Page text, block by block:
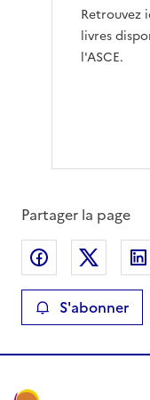
Retrouvez
livres
l'ASCE.
Partager la page
Partager sur
S'abonner